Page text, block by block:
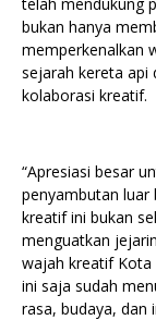
bukan hanya
memperkenalkan
sejarah kereta api
kolaborasi kreatif.
“Apresiasi besar
penyambutan luar
kreatif ini bukan
menguatkan
wajah kreatif Kota
ini saja sudah
rasa, budaya, dan